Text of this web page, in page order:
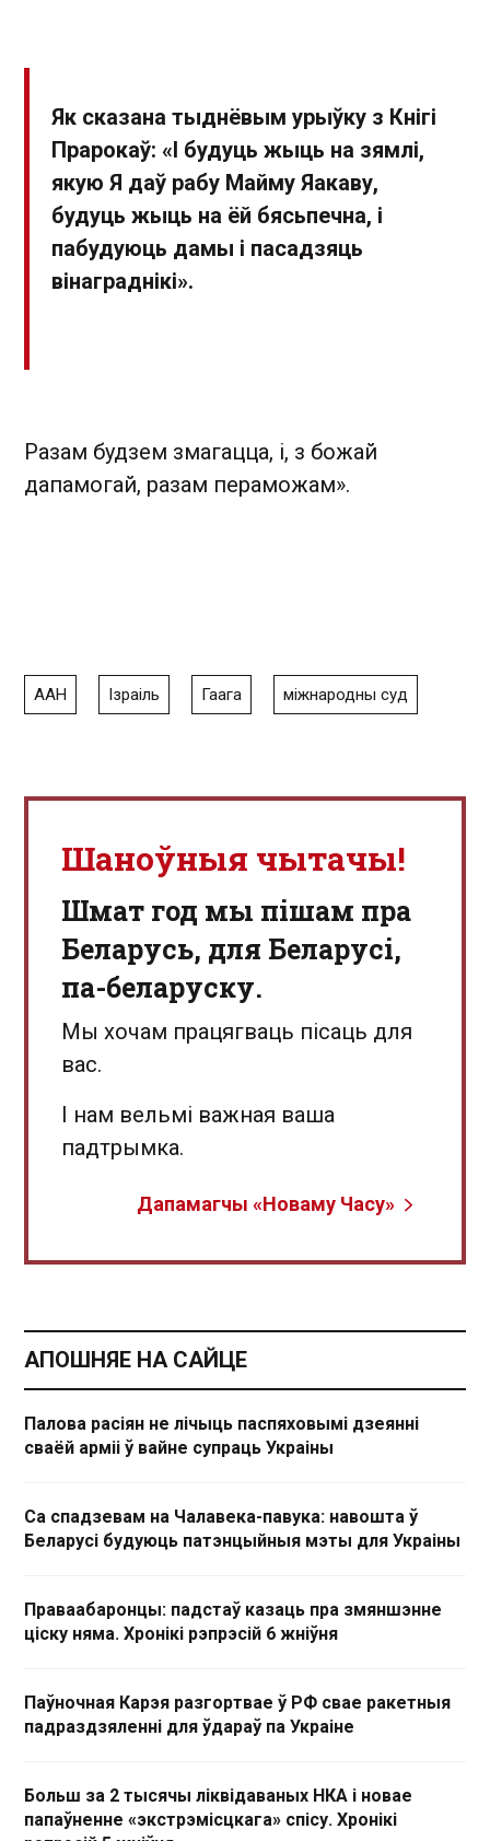
Як сказана тыднёвым урыўку з Кнігі
Прарокаў: «І будуць жыць на зямлі,
якую Я даў рабу Майму Яакаву,
будуць жыць на ёй бясьпечна, і
пабудуюць дамы і пасадзяць
вінаграднікі».
Разам будзем змагацца, і, з божай
дапамогай, разам пераможам».
ААН Ізраіль Гаага міжнародны суд
Шаноўныя чытачы!
Шмат год мы пішам пра
Беларусь, для Беларусі,
па-беларуску.
Мы хочам працягваць пісаць для
вас.
І нам вельмі важная ваша
падтрымка.
Дапамагчы «Новаму Часу»
АПОШНЯЕ НА САЙЦЕ
Палова расіян не лічыць паспяховымі дзеянні
сваёй арміі ў вайне супраць Украіны
Са спадзевам на Чалавека-павука: навошта ў
Беларусі будуюць патэнцыйныя мэты для Украіны
Праваабаронцы: падстаў казаць пра змяншэнне
ціску няма. Хронікі рэпрэсій 6 жніўня
Паўночная Карэя разгортвае ў РФ свае ракетныя
падраздзяленні для ўдараў па Украіне
Больш за 2 тысячы ліквідаваных НКА і новае
папаўненне «экстрэмісцкага» спісу. Хронікі